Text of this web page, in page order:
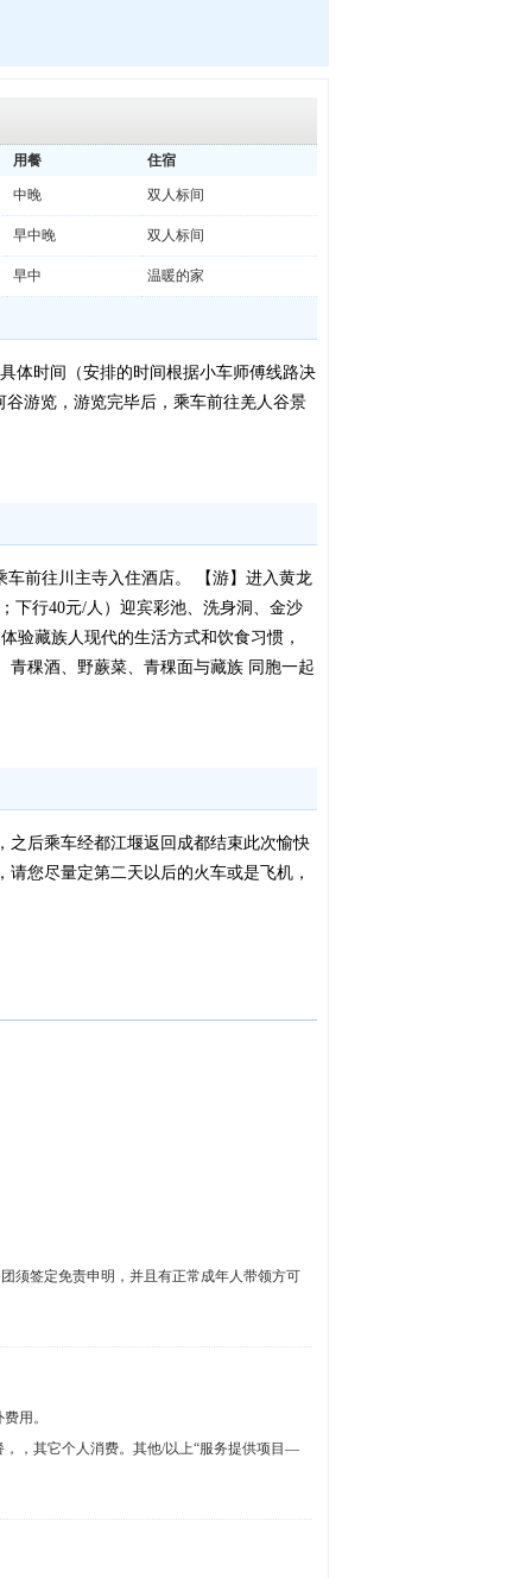
用餐 住宿
中晚 双人标间
早中晚 双人标间
早中 温暖的家
体时间（安排的时间根据小车师傅线路决
游览，游览完毕后，乘车前往羌人谷景
前往川主寺入住酒店。 【游】进入黄龙
下行40元/人）迎宾彩池、洗身洞、金沙
验藏族人现代的生活方式和饮食习惯，
青稞酒、野蕨菜、青稞面与藏族 同胞一起
之后乘车经都江堰返回成都结束此次愉快
您尽量定第二天以后的火车或是飞机，
须签定免责申明，并且有正常成年人带领方可
用。
，其它个人消费。其他/以上“服务提供项目—